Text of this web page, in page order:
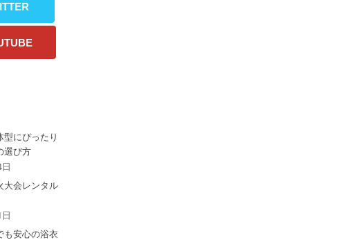
型にぴったり
選び方
会レンタル
も安心の浴衣